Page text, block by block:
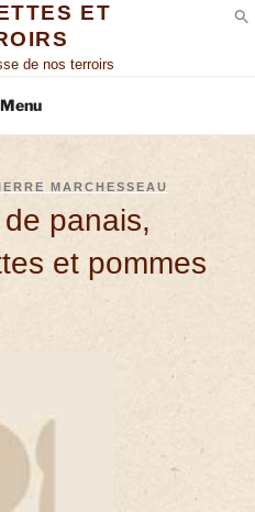
ET
de nos terroirs
Menu
MARCHESSEAU
panais,
et pommes